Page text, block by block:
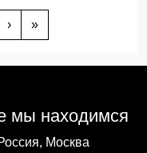
› »
мы находимся
Москва